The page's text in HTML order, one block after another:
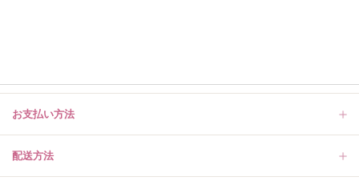
お支払い方法
配送方法